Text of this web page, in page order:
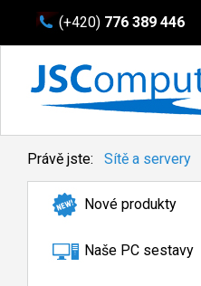
(+420) 776 389 446
Právě jste: Sítě a servery
Nové produkty
Naše PC sestavy